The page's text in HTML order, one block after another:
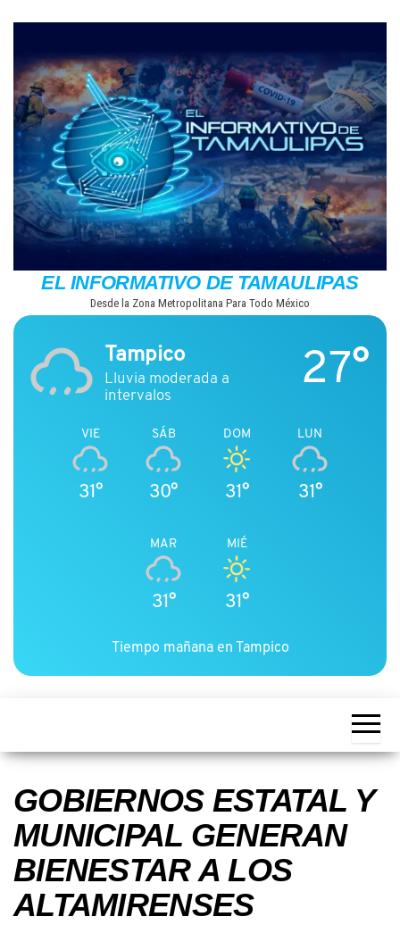
contenido
EL INFORMATIVO DE TAMAULIPAS
Desde la Zona Metropolitana Para Todo México
Tampico
Lluvia moderada a
intervalos
27°
VIE
31°
SÁB
30°
DOM
31°
LUN
31°
MAR
31°
MIÉ
31°
Tiempo mañana en Tampico
GOBIERNOS ESTATAL Y
MUNICIPAL GENERAN
BIENESTAR A LOS
ALTAMIRENSES